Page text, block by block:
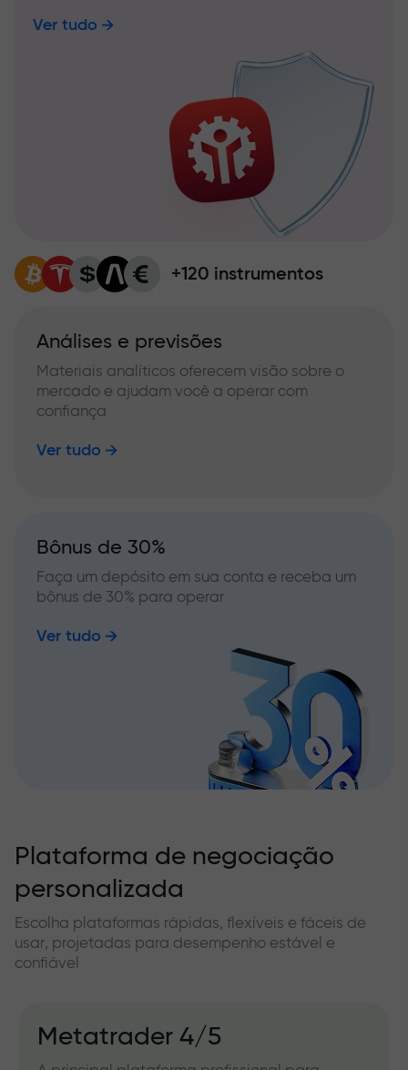
Ver tudo
+120 instrumentos
Análises e previsões
Materiais analíticos oferecem visão sobre o
mercado e ajudam você a operar com
confiança
Ver tudo
Bônus de 30%
Faça um depósito em sua conta e receba um
bônus de 30% para operar
Ver tudo
Plataforma de negociação
personalizada
Escolha plataformas rápidas, flexíveis e fáceis de
usar, projetadas para desempenho estável e
confiável
Metatrader 4/5